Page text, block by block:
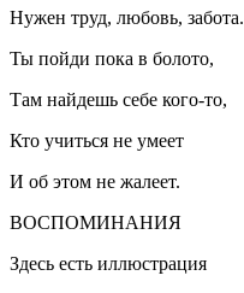
Нужен труд, любовь, забота.
Ты пойди пока в болото,
Там найдешь себе кого-то,
Кто учиться не умеет
И об этом не жалеет.
ВОСПОМИНАНИЯ
Здесь есть иллюстрация